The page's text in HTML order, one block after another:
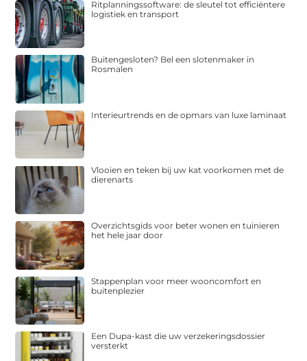
Ritplanningssoftware: de sleutel tot efficiëntere
logistiek en transport
Buitengesloten? Bel een slotenmaker in
Rosmalen
Interieurtrends en de opmars van luxe laminaat
Vlooien en teken bij uw kat voorkomen met de
dierenarts
Overzichtsgids voor beter wonen en tuinieren
het hele jaar door
Stappenplan voor meer wooncomfort en
buitenplezier
Een Dupa-kast die uw verzekeringsdossier
versterkt